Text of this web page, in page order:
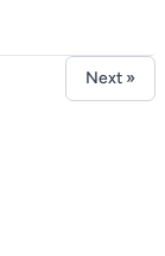
Next »